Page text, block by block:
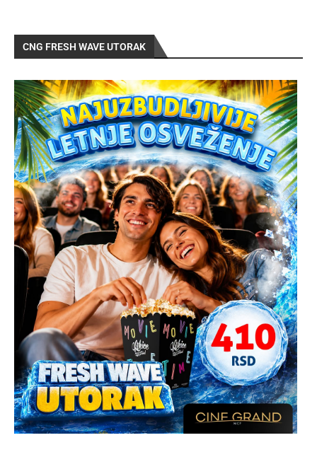
CNG FRESH WAVE UTORAK